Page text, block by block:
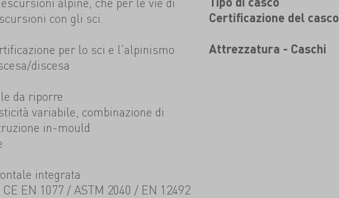
con gli sci.
per lo sci e l'alpinismo
discesa
da riporre
variabile, combinazione di
in-mould
integrata
EN 1077 / ASTM 2040 / EN 12492
Certificazione del casco
Attrezzatura - Caschi